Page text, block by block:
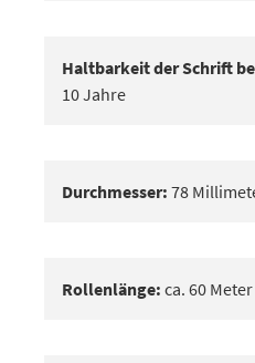
Haltbarkeit der Schrift
10 Jahre
Durchmesser: 78
Rollenlänge: ca. 60 Meter